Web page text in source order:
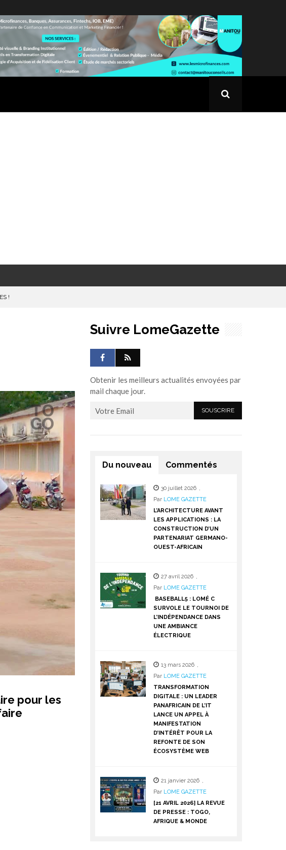
!
pour les
Suivre LomeGazette
Obtenir les meilleurs actualités envoyées par
mail chaque jour.
Du nouveau Commentés
30 juillet 2026 ,
Par LOME GAZETTE
L’ARCHITECTURE AVANT
LES APPLICATIONS : LA
CONSTRUCTION D’UN
PARTENARIAT GERMANO-
OUEST-AFRICAIN
27 avril 2026 ,
Par LOME GAZETTE
BASEBALL5 : LOMÉ C
SURVOLE LE TOURNOI DE
L’INDÉPENDANCE DANS
UNE AMBIANCE
ÉLECTRIQUE
13 mars 2026 ,
Par LOME GAZETTE
TRANSFORMATION
DIGITALE : UN LEADER
PANAFRICAIN DE L’IT
LANCE UN APPEL À
MANIFESTATION
D’INTÉRÊT POUR LA
REFONTE DE SON
ÉCOSYSTÈME WEB
21 janvier 2026 ,
Par LOME GAZETTE
[21 AVRIL 2026] LA REVUE
DE PRESSE : TOGO,
AFRIQUE & MONDE